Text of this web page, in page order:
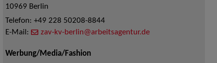
10969 Berlin
Telefon: +49 228 50208-8844
E-Mail:
zav-kv-berlin@arbeitsagentur.de
Werbung/Media/Fashion